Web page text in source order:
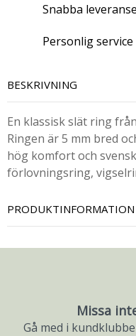
Snabba
Personlig service
BESKRIVNING
En klassisk slät ring
Ringen är 5 mm bred
hög komfort och
förlovningsring,
PRODUKTINFORMATION
Missa
Gå med i